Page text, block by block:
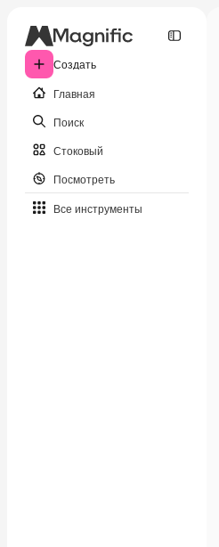
Создать
Главная
Поиск
Стоковый
Посмотреть
Все инструменты